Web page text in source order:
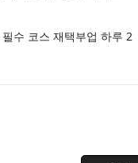
수 코스 재택부업 하루 2